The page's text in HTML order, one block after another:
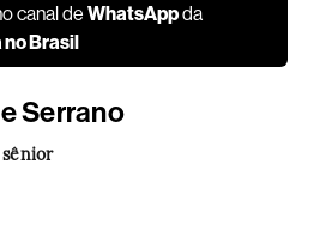
canal deWhatsAppda
no Brasil
Serrano